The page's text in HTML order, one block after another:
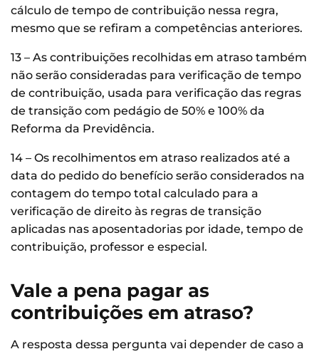
cálculo de tempo de contribuição nessa regra,
mesmo que se refiram a competências anteriores.
13 – As contribuições recolhidas em atraso também
não serão consideradas para verificação de tempo
de contribuição, usada para verificação das regras
de transição com pedágio de 50% e 100% da
Reforma da Previdência.
14 – Os recolhimentos em atraso realizados até a
data do pedido do benefício serão considerados na
contagem do tempo total calculado para a
verificação de direito às regras de transição
aplicadas nas aposentadorias por idade, tempo de
contribuição, professor e especial.
Vale a pena pagar as
contribuições em atraso?
A resposta dessa pergunta vai depender de caso a